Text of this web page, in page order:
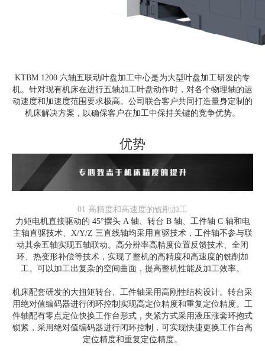
KTBM 1200 六轴五联动叶盘加工中心是为大型叶盘加工研发的专
机。针对现有机床在进行五轴加工叶盘动作时，对各个物理轴的运
动速度和加速度范围要求极高。公司联合客户共同打造量身定制的
机床解决方案，以确保客户在加工中保持关键的竞争优势。
优势
01 高精度和高速度的铣削加工
力矩电机直接驱动的 45°摆头 A 轴、转台 B 轴、工件轴 C 轴和电
主轴直驱技术、X/Y/Z 三直线轴均采用直驱技术，工件轴不参与联
动其余五轴实现五轴联动。高分辨率高精度位置反馈技术、全闭
环、热变形补偿等技术，实现了整机的高精度和高速度的铣削加
工。可以加工出复杂的空间曲面，提高整机性能及加工效率。
机床配套研发的大扭矩转台、工件轴采用高刚性结构设计。转台采
用绝对值编码器进行闭环控制实现高定位精度和重复定位精度。工
件轴配有零点定位快换工作台形式，夹紧方式采用液压涨套环抱式
锁紧，采用绝对值编码器进行闭环控制，可实现快捷更换工作台高
定位精度和重复定位精度。